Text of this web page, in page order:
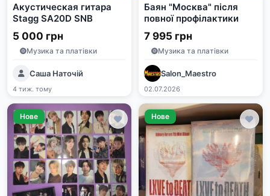
Акустическая гитара
Stagg SA20D SNB
5 000 грн
Музика та платівки
Саша Наточій
4 тиж. тому
Баян "Москва" після
повної профілактики
7 995 грн
Музика та платівки
Salon_Maestro
02.07.2026
Нове Нове